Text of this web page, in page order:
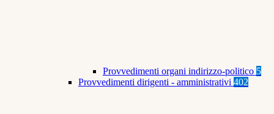
Provvedimenti organi indirizzo-politico 5
Provvedimenti dirigenti - amministrativi 402